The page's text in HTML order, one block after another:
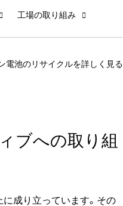
工場の取り組み
電池のリサイクルを詳しく見る
ブへの取り組
に成り立っています。その